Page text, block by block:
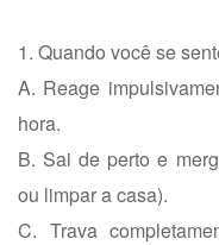
1. Quando você se
A. Reage
hora.
B. Sai de perto e
ou limpar a casa).
C. Trava